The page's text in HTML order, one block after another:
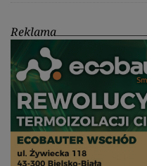
Reklama